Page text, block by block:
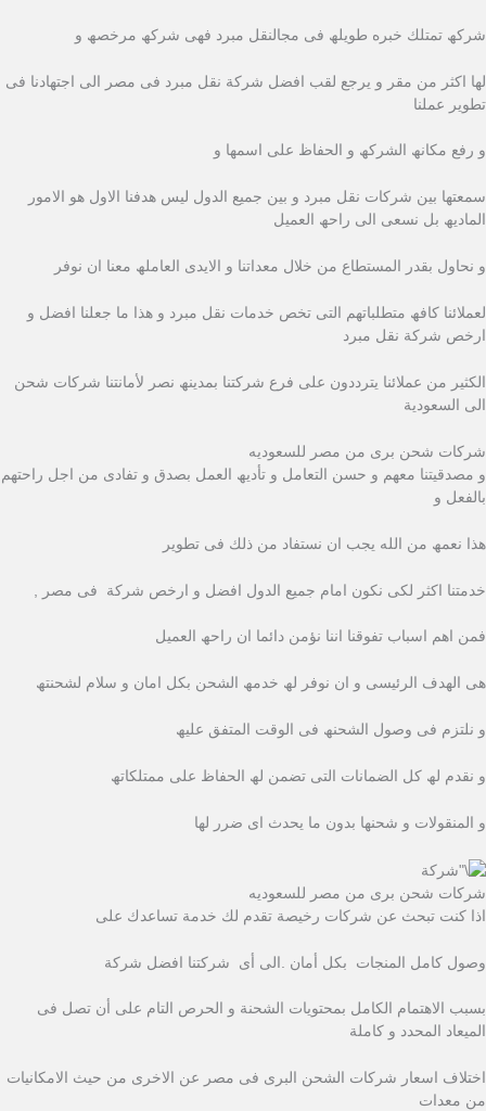
شركھ تمتلك خبره طویلھ فى مجالنقل مبرد فھى شركھ مرخصھ و
لھا اكثر من مقر و یرجع لقب افضل شركة نقل مبرد فى مصر الى اجتھادنا فى
تطویر عملنا
و رفع مكانھ الشركھ و الحفاظ على اسمھا و
سمعتھا بین شركات نقل مبرد و بین جمیع الدول لیس ھدفنا الاول ھو الامور
المادیھ بل نسعى الى راحھ العمیل
و نحاول بقدر المستطاع من خلال معداتنا و الایدى العاملھ معنا ان نوفر
لعملائنا كافھ متطلباتھم التى تخص خدمات نقل مبرد و ھذا ما جعلنا افضل و
ارخص شركة نقل مبرد
الكثیر من عملائنا یترددون على فرع شركتنا بمدینھ نصر لأمانتنا شركات شحن
الى السعودية
شركات شحن برى من مصر للسعوديه
و مصدقیتنا معھم و حسن التعامل و تأدیھ العمل بصدق و تفادى من اجل راحتھم
بالفعل و
ھذا نعمھ من الله یجب ان نستفاد من ذلك فى تطویر
خدمتنا اكثر لكى نكون امام جمیع الدول افضل و ارخص شركة فى مصر ,
فمن اھم اسباب تفوقنا اننا نؤمن دائما ان راحھ العمیل
ھى الھدف الرئیسى و ان نوفر لھ خدمھ الشحن بكل امان و سلام لشحنتھ
و نلتزم فى وصول الشحنھ فى الوقت المتفق علیھ
و نقدم لھ كل الضمانات التى تضمن لھ الحفاظ على ممتلكاتھ
و المنقولات و شحنھا بدون ما یحدث اى ضرر لھا
شركات شحن برى من مصر للسعوديه
اذا كنت تبحث عن شركات رخیصة تقدم لك خدمة تساعدك على
وصول كامل المنجات بكل أمان .الى أى شركتنا افضل شركة
بسبب الاھتمام الكامل بمحتویات الشحنة و الحرص التام على أن تصل فى
المیعاد المحدد و كاملة
اختلاف اسعار شركات الشحن البرى فى مصر عن الاخرى من حیث الامكانیات
من معدات